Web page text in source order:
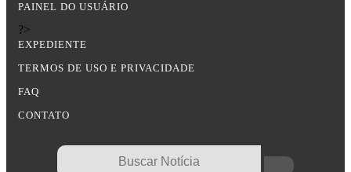
PAINEL DO USUÁRIO
?>
EXPEDIENTE
TERMOS DE USO E PRIVACIDADE
FAQ
CONTATO